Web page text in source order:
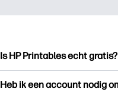
Is HP Printables echt gratis?
Heb ik een account nodig